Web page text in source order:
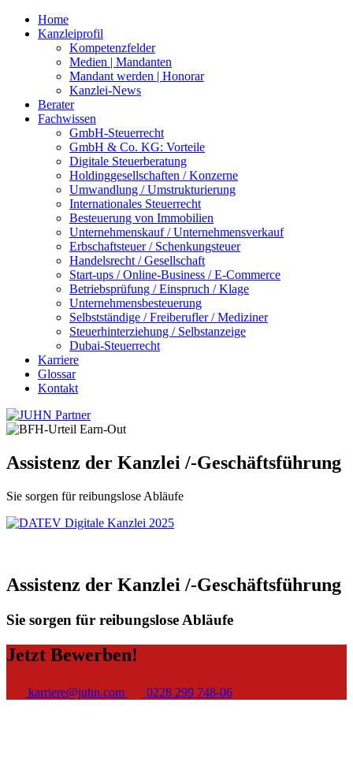
Home
Kanzleiprofil
Kompetenzfelder
Medien | Mandanten
Mandant werden | Honorar
Kanzlei-News
Berater
Fachwissen
GmbH-Steuerrecht
GmbH & Co. KG: Vorteile
Digitale Steuerberatung
Holdinggesellschaften / Konzerne
Umwandlung / Umstrukturierung
Internationales Steuerrecht
Besteuerung von Immobilien
Unternehmenskauf / Unternehmensverkauf
Erbschaftsteuer / Schenkungsteuer
Handelsrecht / Gesellschaft
Start-ups / Online-Business / E-Commerce
Betriebsprüfung / Einspruch / Klage
Unternehmensbesteuerung
Selbstständige / Freiberufler / Mediziner
Steuerhinterziehung / Selbstanzeige
Dubai-Steuerrecht
Karriere
Glossar
Kontakt
Assistenz der Kanzlei /-Geschäftsführung
Sie sorgen für reibungslose Abläufe
Assistenz der Kanzlei /-Geschäftsführung
Sie sorgen für reibungslose Abläufe
Jetzt Bewerben!
karriere@juhn.com 0228 299 748-06